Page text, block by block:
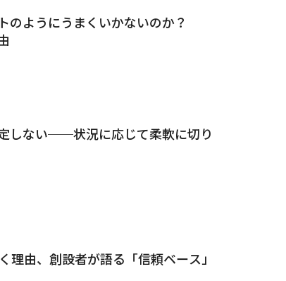
のようにうまくいかないのか？
しない──状況に応じて柔軟に切り
理由、創設者が語る「信頼ベース」